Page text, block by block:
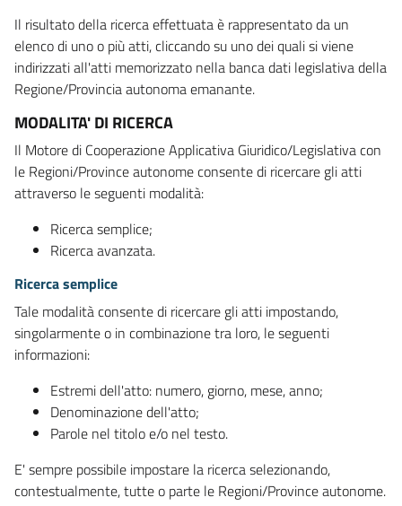
Il risultato della ricerca effettuata è rappresentato da un
elenco di uno o più atti, cliccando su uno dei quali si viene
indirizzati all'atti memorizzato nella banca dati legislativa della
Regione/Provincia autonoma emanante.
MODALITA' DI RICERCA
Il Motore di Cooperazione Applicativa Giuridico/Legislativa con
le Regioni/Province autonome consente di ricercare gli atti
attraverso le seguenti modalità:
Ricerca semplice;
Ricerca avanzata.
Ricerca semplice
Tale modalità consente di ricercare gli atti impostando,
singolarmente o in combinazione tra loro, le seguenti
informazioni:
Estremi dell'atto: numero, giorno, mese, anno;
Denominazione dell'atto;
Parole nel titolo e/o nel testo.
E' sempre possibile impostare la ricerca selezionando,
contestualmente, tutte o parte le Regioni/Province autonome.